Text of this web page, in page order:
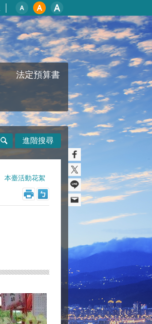
法定預算書
進階搜尋
本臺活動花絮